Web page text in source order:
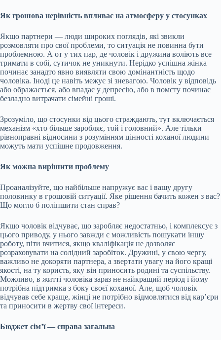
Як грошова нерівність впливає на атмосферу у стосунках
Якщо партнери — люди широких поглядів, які звикли
розмовляти про свої проблеми, то ситуація не повинна бути
проблемною. А от у тих пар, де чоловік і дружина воліють все
тримати в собі, сутичок не уникнути. Нерідко успішна жінка
починає занадто явно виявляти свою домінантність щодо
чоловіка. Іноді це навіть межує зі зневагою. Чоловік у відповідь
або ображається, або впадає у депресію, або в помсту починає
безладно витрачати сімейні гроші.
Зрозуміло, що стосунки від цього страждають, тут включається
механізм «хто більше заробляє, той і головний». Але тільки
рівноправні відносини з розумінням цінності коханої людини
можуть мати успішне продовження.
Як можна вирішити проблему
Проаналізуйте, що найбільше напружує вас і вашу другу
половинку в грошовій ситуації. Яке рішення бачить кожен з вас?
Що могло б поліпшити стан справ?
Якщо чоловік відчуває, що заробляє недостатньо, і комплексує з
цього приводу, у нього завжди є можливість пошукати іншу
роботу, піти вчитися, якщо кваліфікація не дозволяє
розраховувати на солідний заробіток. Дружині, у свою чергу,
важливо не докоряти партнера, а звертати увагу на його кращі
якості, на ту користь, яку він приносить родині та суспільству.
Можливо, в житті чоловіка зараз не найкращий період і йому
потрібна підтримка з боку своєї коханої. Але, щоб чоловік
відчував себе краще, жінці не потрібно відмовлятися від кар’єри
та приносити в жертву свої інтереси.
Бюджет сім’ї — справа загальна